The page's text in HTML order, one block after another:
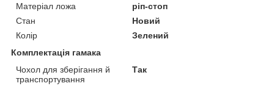
Матеріал ложа
ріп-стоп
Стан
Новий
Колір
Зелений
Комплектація гамака
Чохол для зберігання й
транспортування
Так